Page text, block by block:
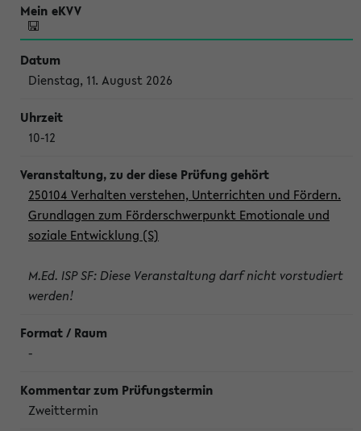
Dienstag, 11. August 2026
10-12
250104 Verhalten verstehen, Unterrichten und Fördern.
Grundlagen zum Förderschwerpunkt Emotionale und
soziale Entwicklung (S)
M.Ed. ISP SF: Diese Veranstaltung darf nicht vorstudiert
werden!
-
Zweittermin